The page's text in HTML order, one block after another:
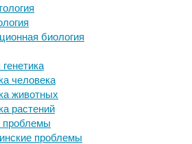
биология
человека
животных
растений
проблемы
новостями